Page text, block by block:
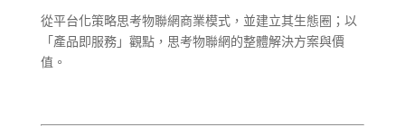
從平台化策略思考物聯網商業模式，並建立其生態圈；以
「產品即服務」觀點，思考物聯網的整體解決方案與價
值。